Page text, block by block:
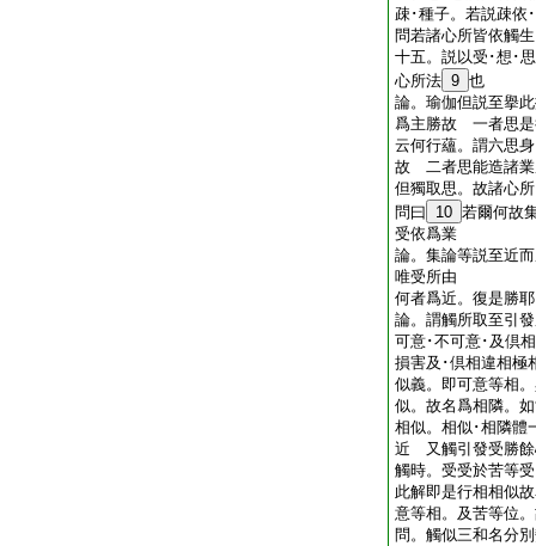
疎･種子。若説疎
問若諸心所皆依觸
十五。説以受･想･
心所法 9 也
論。瑜伽但説至擧
爲主勝故 一者思是
云何行蘊。謂六思
故 二者思能造諸業
但獨取思。故諸心
問曰
10 若爾何故
受依爲業
論。集論等説至近
唯受所由
何者爲近。復是勝
論。謂觸所取至引
可意･不可意･及倶
損害及･倶相違相極
似義。即可意等相
似。故名爲相隣。
相似。相似･相隣體
近 又觸引發受勝餘
觸時。受受於苦等
此解即是行相相似
意等相。及苦等位
問。觸似三和名分